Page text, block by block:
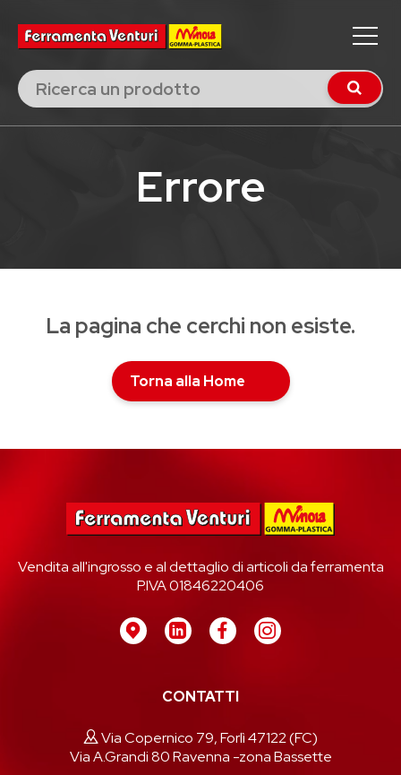
Errore
La pagina che cerchi non esiste.
Torna alla Home
Vendita all'ingrosso e al dettaglio di articoli da ferramenta
P.IVA 01846220406
CONTATTI
Via Copernico 79, Forlì 47122 (FC)
Via A.Grandi 80 Ravenna -zona Bassette